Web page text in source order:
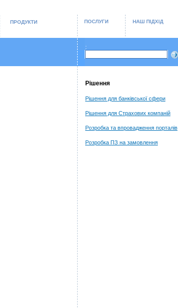
ПРОДУКТИ ПОСЛУГИ НАШ ПІДХІД
:
Рiшення
Рішення для банківської сфери
Рішення для Страхових компаній
Розробка та впровадження порталів
Розробка ПЗ на замовлення